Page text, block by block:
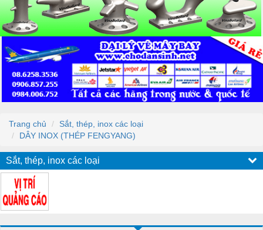
Trang chủ
Sắt, thép, inox các loại
DÂY INOX (THÉP FENGYANG)
Sắt, thép, inox các loại